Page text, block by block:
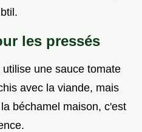
les pressés
une sauce tomate
avec la viande, mais
béchamel maison, c'est